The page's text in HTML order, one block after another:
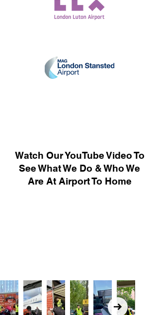
Watch Our YouTube Video To
See What We Do & Who We
Are At Airport To Home